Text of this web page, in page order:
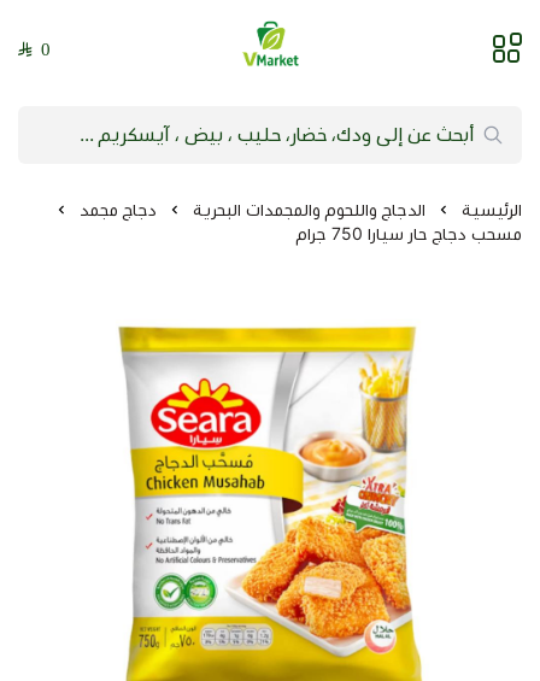
فيلج ماركت | VMarket
0
الرئيسية الدجاج واللحوم والمجمدات البحرية
دجاج مجمد
مسحب دجاج حار سيارا 750 جرام